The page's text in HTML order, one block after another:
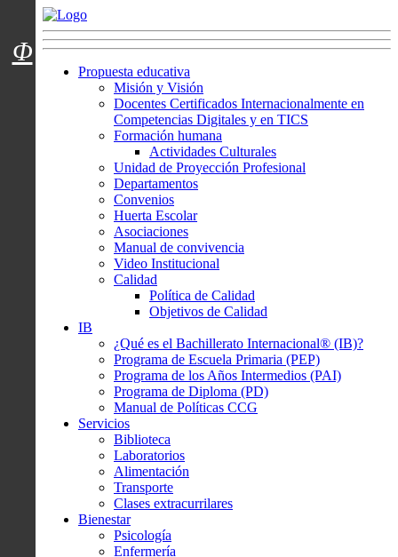
Menú usuarios
Propuesta educativa
Misión y Visión
Docentes Certificados Internacionalmente en
Competencias Digitales y en TICS
Formación humana
Actividades Culturales
Unidad de Proyección Profesional
Departamentos
Convenios
Huerta Escolar
Asociaciones
Manual de convivencia
Video Institucional
Calidad
Política de Calidad
Objetivos de Calidad
IB
¿Qué es el Bachillerato Internacional® (IB)?
Programa de Escuela Primaria (PEP)
Programa de los Años Intermedios (PAI)
Programa de Diploma (PD)
Manual de Políticas CCG
Servicios
Biblioteca
Laboratorios
Alimentación
Transporte
Clases extracurrilares
Bienestar
Psicología
Enfermería
Φ